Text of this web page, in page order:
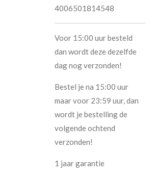
4006501814548
Voor 15:00 uur besteld
dan wordt deze dezelfde
dag nog verzonden!
Bestel je na 15:00 uur
maar voor 23:59 uur, dan
wordt je bestelling de
volgende ochtend
verzonden!
1 jaar garantie